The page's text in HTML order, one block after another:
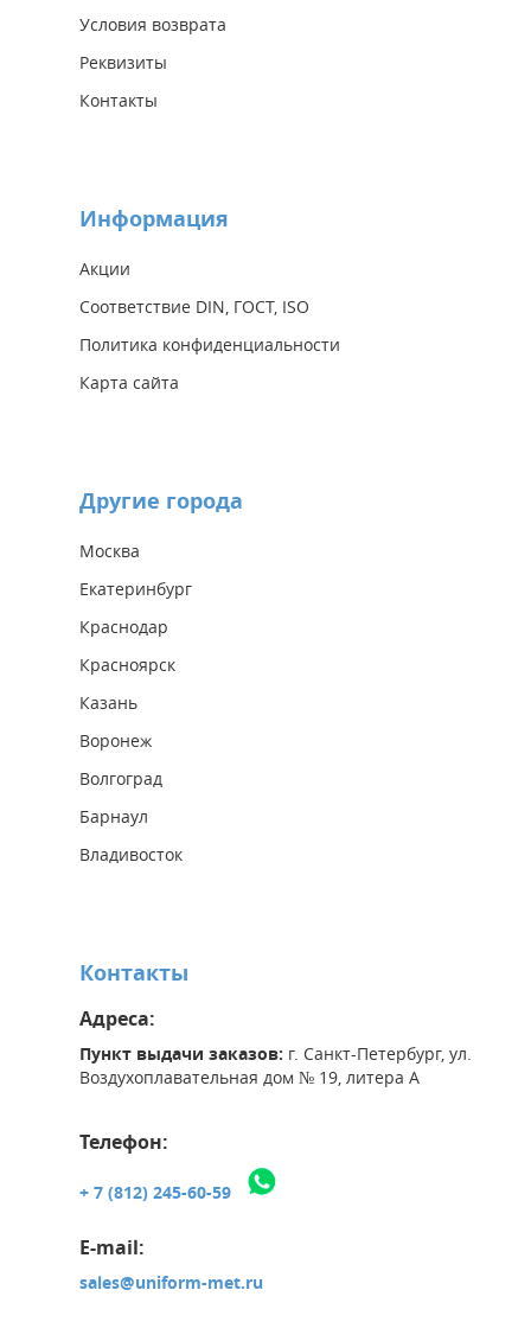
Условия возврата
Реквизиты
Контакты
Информация
Акции
Соответствие DIN, ГОСТ, ISO
Политика конфиденциальности
Карта сайта
Другие города
Москва
Екатеринбург
Краснодар
Красноярск
Казань
Воронеж
Волгоград
Барнаул
Владивосток
Контакты
Адреса:
Пункт выдачи заказов: г. Санкт-Петербург, ул.
Воздухоплавательная дом № 19, литера А
Телефон:
+ 7 (812) 245-60-59
E-mail:
sales@uniform-met.ru